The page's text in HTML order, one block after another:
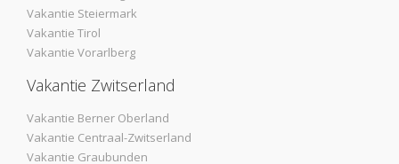
Vakantie Steiermark
Vakantie Tirol
Vakantie Vorarlberg
Vakantie Zwitserland
Vakantie Berner Oberland
Vakantie Centraal-Zwitserland
Vakantie Graubunden